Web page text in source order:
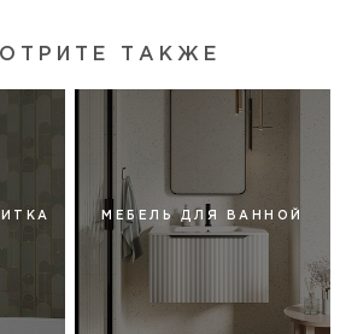
ТАКЖЕ
МЕБЕЛЬ ДЛЯ ВАННОЙ